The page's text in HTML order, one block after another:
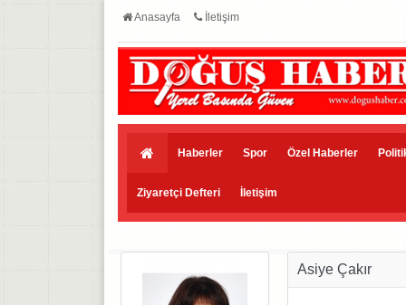
Anasayfa İletişim
Haberler Spor Özel Haberler
Ziyaretçi Defteri İletişim
Asiye Çakır